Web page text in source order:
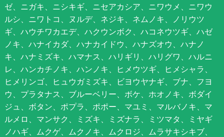
ゼ、ニガキ、ニシキギ、ニセアカシア、ニワウメ、ニワウ
ルシ、ニワトコ、ヌルデ、ネジキ、ネムノキ、ノリウツ
ギ、ハウチワカエデ、ハクウンボク、ハコネウツギ、ハゼ
ノキ、ハナイカダ、ハナカイドウ、ハナズオウ、ハナノ
キ、ハナミズキ、ハマナス、ハリギリ、ハリグワ、ハルニ
レ、ハンカチノキ、ハンノキ、ヒメウツギ、ヒメシャラ、
ヒメリンゴ、ヒュウガミズキ、ビヨウヤナギ、ブナ、フヨ
ウ、プラタナス、ブルーベリー、ボケ、ホオノキ、ボダイ
ジュ、ボタン、ポプラ、ポポー、マユミ、マルバノキ、マ
ルメロ、マンサク、ミズキ、ミズナラ、ミツマタ、ミヤギ
ノハギ、ムクゲ、ムクノキ、ムクロジ、ムラサキシキブ、